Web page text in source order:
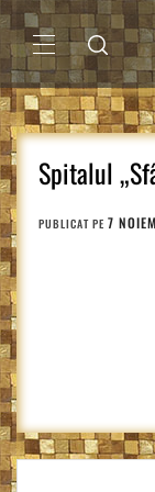
Sari
la
conținutMENIU
PRINCIPAL
Spitalul
PUBLICAT PE 7
Navigare